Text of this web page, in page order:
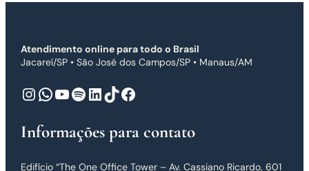
Atendimento online para todo o Brasil
Jacareí/SP • São José dos Campos/SP • Manaus/AM
InstagramWhatsApp Youtube Spotify LinkedIn TikTok Facebook
Informações para contato
Edifício “The One Office Tower – Av. Cassiano Ricardo, 601